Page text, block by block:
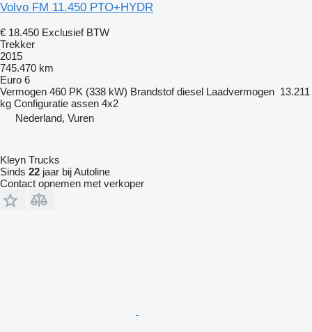
Volvo FM 11.450 PTO+HYDR
€ 18.450 Exclusief BTW
Trekker
2015
745.470 km
Euro 6
Vermogen 460 PK (338 kW) Brandstof diesel Laadvermogen 13.211
kg Configuratie assen 4x2
Nederland, Vuren
Kleyn Trucks
Sinds 22 jaar bij Autoline
Contact opnemen met verkoper